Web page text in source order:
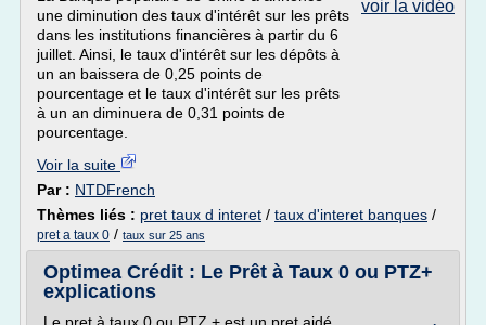
voir la vidéo
une diminution des taux d'intérêt sur les prêts
dans les institutions financières à partir du 6
juillet. Ainsi, le taux d'intérêt sur les dépôts à
un an baissera de 0,25 points de
pourcentage et le taux d'intérêt sur les prêts
à un an diminuera de 0,31 points de
pourcentage.
Voir la suite
Par : NTDFrench
Thèmes liés : pret taux d interet / taux d'interet banques /
pret a taux 0 / taux sur 25 ans
Optimea Crédit : Le Prêt à Taux 0 ou PTZ+
explications